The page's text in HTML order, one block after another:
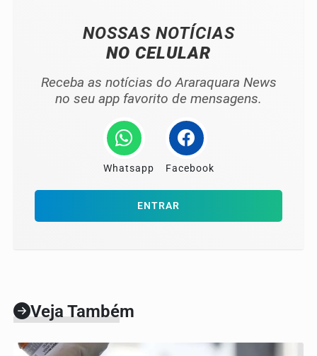
NOSSAS NOTÍCIAS
NO CELULAR
Receba as notícias do Araraquara News
no seu app favorito de mensagens.
Whatsapp Facebook
ENTRAR
Veja Também